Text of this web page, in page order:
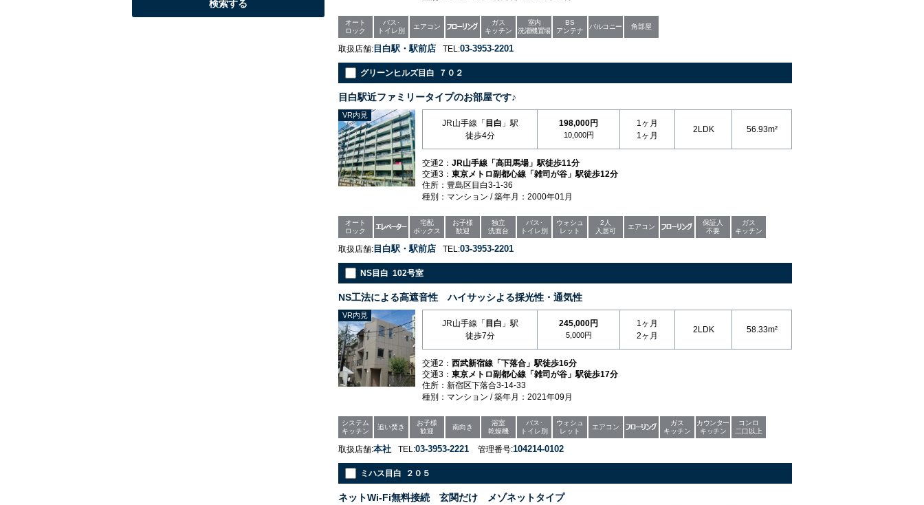
オート
ロック
バス･
トイレ別
エアコン
ガス
キッチン
室内
洗濯機置場
BS
アンテナ
バルコニー 角部屋
取扱店舗: 目白駅・駅前店 TEL:03-3953-2201
グリーンヒルズ目白 ７０２
目白駅近ファミリータイプのお部屋です♪
VR内見
JR山手線「 目白 」駅
徒歩4分
198,000円
10,000円
1ヶ月
1ヶ月
2LDK 56.93m²
交通2： JR山手線「高田馬場」駅徒歩11分
交通3： 東京メトロ副都心線「雑司が谷」駅徒歩12分
住所：豊島区目白3-1-36
種別：マンション / 築年月：2000年01月
オート
ロック
宅配
ボックス
お子様
歓迎
独立
洗面台
バス･
トイレ別
ウォシュ
レット
2人
入居可
エアコン
保証人
不要
ガス
キッチン
取扱店舗: 目白駅・駅前店 TEL:03-3953-2201
NS目白 102号室
NS工法による高遮音性 ハイサッシよる採光性・通気性
VR内見
JR山手線「 目白 」駅
徒歩7分
245,000円
5,000円
1ヶ月
2ヶ月
2LDK 58.33m²
交通2： 西武新宿線「下落合」駅徒歩16分
交通3： 東京メトロ副都心線「雑司が谷」駅徒歩17分
住所：新宿区下落合3-14-33
種別：マンション / 築年月：2021年09月
システム
キッチン
追い焚き
お子様
歓迎
南向き
浴室
乾燥機
バス･
トイレ別
ウォシュ
レット
エアコン
ガス
キッチン
カウンター
キッチン
コンロ
二口以上
取扱店舗:本社 TEL:03-3953-2221 管理番号:104214-0102
ミハス目白 ２０５
ネットWi-Fi無料接続 玄関だけ メゾネットタイプ